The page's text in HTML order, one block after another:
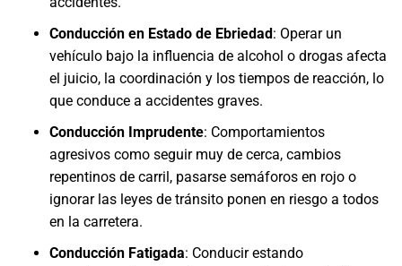
Conducción en Estado de Ebriedad: Operar un
vehículo bajo la influencia de alcohol o drogas afecta
el juicio, la coordinación y los tiempos de reacción, lo
que conduce a accidentes graves.
Conducción Imprudente: Comportamientos
agresivos como seguir muy de cerca, cambios
repentinos de carril, pasarse semáforos en rojo o
ignorar las leyes de tránsito ponen en riesgo a todos
en la carretera.
Conducción Fatigada: Conducir estando